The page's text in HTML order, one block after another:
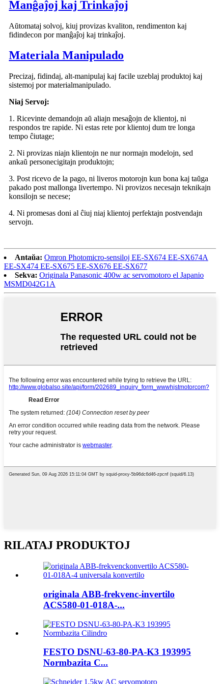
Manĝaĵoj kaj Trinkaĵoj
Aŭtomataj solvoj, kiuj provizas kvaliton, rendimenton kaj
fidindecon por manĝaĵoj kaj trinkaĵoj.
Materiala Manipulado
Precizaj, fidindaj, alt-manipulaj kaj facile uzeblaj produktoj kaj
sistemoj por materialmanipulado.
Niaj Servoj:
1. Ricevinte demandojn aŭ aliajn mesaĝojn de klientoj, ni
respondos tre rapide. Ni estas rete por klientoj dum tre longa
tempo ĉiutage;
2. Ni provizas niajn klientojn ne nur normajn modelojn, sed
ankaŭ personecigitajn produktojn;
3. Post ricevo de la pago, ni liveros motorojn kun bona kaj taŭga
pakado post mallonga livertempo. Ni provizos necesajn teknikajn
konsilojn se necese;
4. Ni promesas doni al ĉiuj niaj klientoj perfektajn postvendajn
servojn.
Antaŭa: Omron Photomicro-sensiloj EE-SX674 EE-SX674A
EE-SX474 EE-SX675 EE-SX676 EE-SX677
Sekva: Originala Panasonic 400w ac servomotoro el Japanio
MSMD042G1A
RILATAJ PRODUKTOJ
originala ABB-frekvenc-invertilo
ACS580-01-018A-...
FESTO DSNU-63-80-PA-K3 193995
Normbazita C...